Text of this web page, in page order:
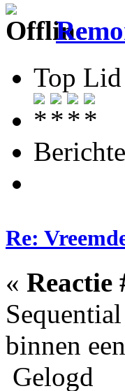
Top Lid
Re:
« Reactie
binnen
Gelogd